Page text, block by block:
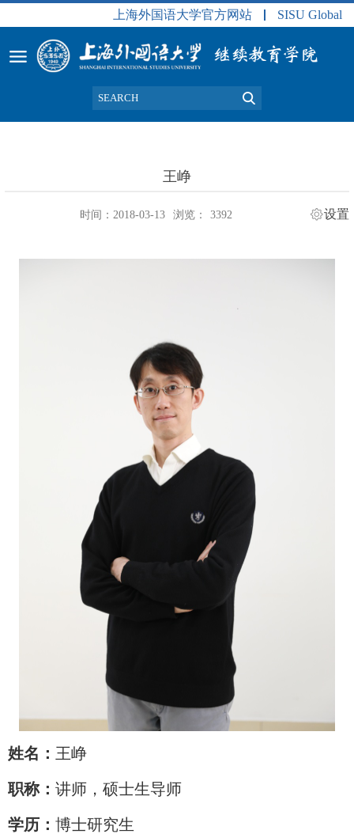
上海外国语大学官方网站 SISU Global
王峥
时间：2018-03-13 浏览： 3392 设置
姓名： 王峥
职称： 讲师，硕士生导师
学历： 博士研究生